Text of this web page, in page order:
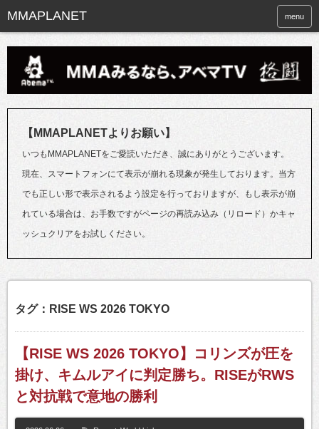
menu
【MMAPLANETよりお願い】
いつもMMAPLANETをご愛読いただき、誠にありがとうございます。
現在、スマートフォンにて表示が崩れる現象が発生しております。当方
でも正しい形で表示されるよう設定を行っておりますが、もし表示が崩
れている場合は、お手数ですがページの再読み込み（リロード）かキャ
ッシュクリアをお試しください。
タグ：RISE WS 2026 TOKYO
【RISE WS 2026 TOKYO】コリンズが圧を
掛け、キムルアイに判定勝ち。RISEがRWS
と対抗戦で意地の勝利